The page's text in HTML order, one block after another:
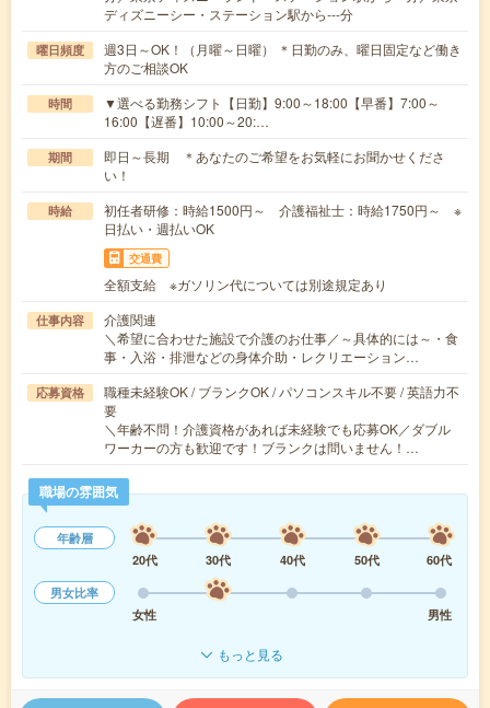
ディズニーシー・ステーション駅から---分
曜日頻度
週3日～OK！（月曜～日曜） ＊日勤のみ、曜日固定など働き
方のご相談OK
時間
▼選べる勤務シフト【日勤】9:00～18:00【早番】7:00～
16:00【遅番】10:00～20:…
期間
即日～長期 ＊あなたのご希望をお気軽にお聞かせくださ
い！
時給
初任者研修：時給1500円～ 介護福祉士：時給1750円～ ※
日払い・週払いOK
交通費
全額支給 ※ガソリン代については別途規定あり
仕事内容
介護関連
＼希望に合わせた施設で介護のお仕事／～具体的には～・食
事・入浴・排泄などの身体介助・レクリエーション…
応募資格
職種未経験OK / ブランクOK / パソコンスキル不要 / 英語力不
要
＼年齢不問！介護資格があれば未経験でも応募OK／ダブル
ワーカーの方も歓迎です！ブランクは問いません！…
職場の雰囲気
年齢層
20代
30代 40代 50代
60代
男女比率
女性
男性
もっと見る